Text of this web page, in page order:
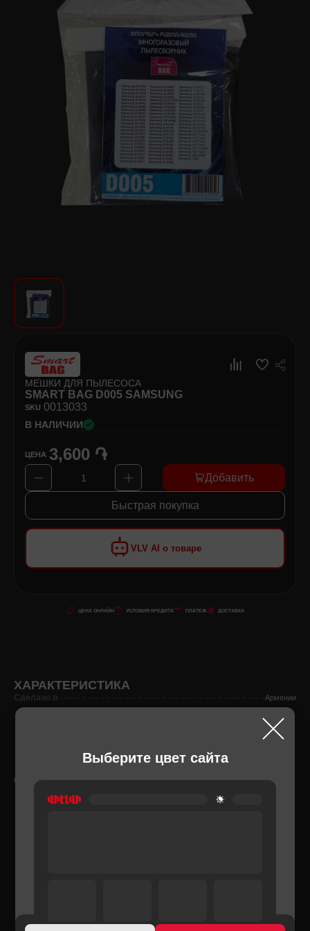
Выберите цвет сайта
Для кухни
Красота и Уход
Аудиотехника для автомобилей
Санкерамика
Самокаты и Гироскутеры
VLV AI о товаре
МЕШКИ ДЛЯ ПЫЛЕСОСА
SMART BAG D005 SAMSUNG
SKU 0013033
В НАЛИЧИИ
ЦЕНА 3,600 ֏
1 Добавить
Быстрая покупка
ЦЕНА ОНЛАЙН УСЛОВИЯ КРЕДИТА ПЛАТЕЖ ДОСТАВКА
ХАРАКТЕРИСТИКА
Сделано в Армении
СОПУТСТВУЮЩИЕ ТОВАРЫ